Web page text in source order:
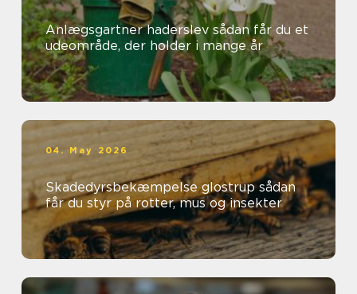
Anlægsgartner haderslev sådan får du et
udeområde, der holder i mange år
04. May 2026
Skadedyrsbekæmpelse glostrup sådan
får du styr på rotter, mus og insekter